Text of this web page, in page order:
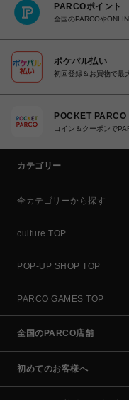
PARCOポイント
全国のPARCOや
ポケパル払い
初回登録＆お買物で最
POCKET PARCO
コイン＆クーポンで
カテゴリー
全カテゴリーから探す
culture TOP
POP-UP SHOP TOP
PARCO GAMES TOP
全国のPARCO店舗
初めてのお客様へ